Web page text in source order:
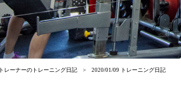
トレーナーのトレーニング日記 2020/01/09 トレーニング日記